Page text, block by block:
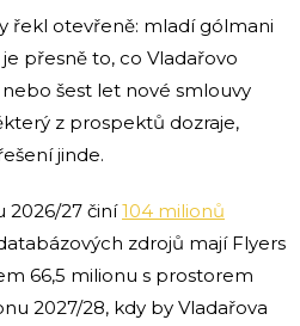
řekl otevřeně: mladí gólmani
přesně to, co Vladařovo
šest let nové smlouvy
z prospektů dozraje,
jinde.
2026/27 činí104 milionů
zdrojů mají Flyers
66,5 milionu s prostorem
2027/28, kdy by Vladařova